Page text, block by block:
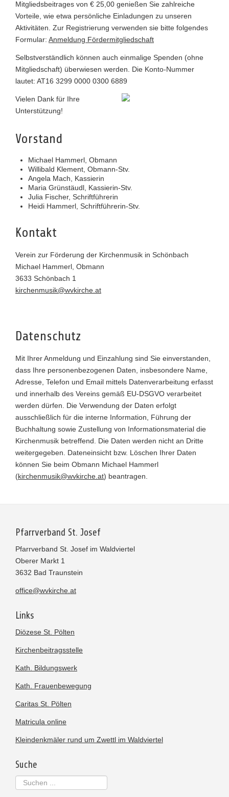
Mitgliedsbeitrages von € 25,00 genießen Sie zahlreiche
Vorteile, wie etwa persönliche Einladungen zu unseren
Aktivitäten. Zur Registrierung verwenden sie bitte folgendes
Formular: Anmeldung Fördermitgliedschaft
Selbstverständlich können auch einmalige Spenden (ohne
Mitgliedschaft) überwiesen werden. Die Konto-Nummer
lautet: AT16 3299 0000 0300 6889
Vielen Dank für Ihre
Unterstützung!
Vorstand
Michael Hammerl, Obmann
Willibald Klement, Obmann-Stv.
Angela Mach, Kassierin
Maria Grünstäudl, Kassierin-Stv.
Julia Fischer, Schriftführerin
Heidi Hammerl, Schriftführerin-Stv.
Kontakt
Verein zur Förderung der Kirchenmusik in Schönbach
Michael Hammerl, Obmann
3633 Schönbach 1
kirchenmusik@wvkirche.at
Datenschutz
Mit Ihrer Anmeldung und Einzahlung sind Sie einverstanden,
dass Ihre personenbezogenen Daten, insbesondere Name,
Adresse, Telefon und Email mittels Datenverarbeitung erfasst
und innerhalb des Vereins gemäß EU-DSGVO verarbeitet
werden dürfen. Die Verwendung der Daten erfolgt
ausschließlich für die interne Information, Führung der
Buchhaltung sowie Zustellung von Informationsmaterial die
Kirchenmusik betreffend. Die Daten werden nicht an Dritte
weitergegeben. Dateneinsicht bzw. Löschen Ihrer Daten
können Sie beim Obmann Michael Hammerl
(kirchenmusik@wvkirche.at) beantragen.
Pfarrverband St. Josef
Pfarrverband St. Josef im Waldviertel
Oberer Markt 1
3632 Bad Traunstein
office@wvkirche.at
Links
Diözese St. Pölten
Kirchenbeitragsstelle
Kath. Bildungswerk
Kath. Frauenbewegung
Caritas St. Pölten
Matricula online
Kleindenkmäler rund um Zwettl im Waldviertel
Suche
Suchen
...